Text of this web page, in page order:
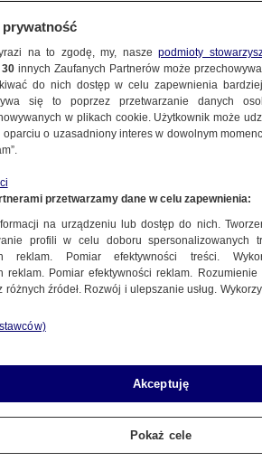
i deszczowy dzień
biometem
znakiem bardzo silnego
Alerty IMGW drugiego
stopnia
akcja ratunkowa po powodziach.
domy zmiatane
ziemi"
prywatność
na to zgodę, my, naszepodmioty
30 innych Zaufanych Partnerów może
do nich dostęp w celu zapewnienia
się to poprzez przetwarzanie danych
w plikach cookie. Użytkownik może
o uzasadniony interes w dowolnym
przetwarzamy dane w celu zapewnienia:
na urządzeniu lub dostęp do nich.
profili w celu doboru spersonalizowanych
reklam. Pomiar efektywności treści.
reklam. Pomiar efektywności reklam.
różnych źródeł. Rozwój i ulepszanie usług.
Akceptuję
Pokaż cele